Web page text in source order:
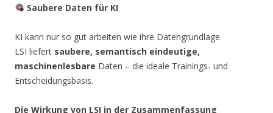
Saubere Daten für KI
KI kann nur so gut arbeiten wie ihre Datengrundlage.
LSI liefert saubere, semantisch eindeutige,
maschinenlesbare Daten – die ideale Trainings- und
Entscheidungsbasis.
Die Wirkung von LSI in der Zusammenfassung